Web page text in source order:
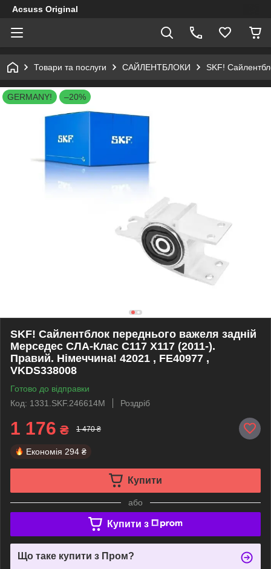
Acsuss Original
Товари та послуги САЙЛЕНТБЛОКИ SKF!
GERMANY! –20%
SKF! Сайлентблок переднього важеля задній
Мерседес CЛА-Клас C117 Х117 (2011-).
Правий. Німеччина! 42021 , FE40977 ,
VKDS338008
Готово до відправки
Код: 1331.SKF.246614M
Роздріб
1 176 ₴ 1 470 ₴
Економія 294 ₴
Купити
або
Купити з
Що таке купити з Пром?